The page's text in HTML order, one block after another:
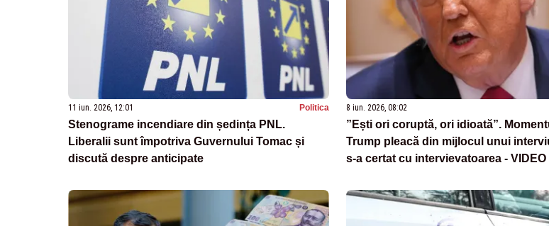
11 iun. 2026, 12:01 Politica
Stenograme incendiare din ședința PNL.
Liberalii sunt împotriva Guvernului Tomac și
discută despre anticipate
8 iun. 2026, 08:02
”Ești ori coruptă, ori idioată”.
Trump pleacă din mijlocul unui
s-a certat cu intervievatoarea - VIDEO